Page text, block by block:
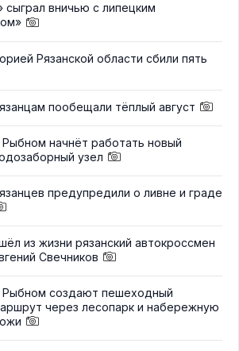
сыграл вничью с липецким
Рязанской области сбили пять
пообещали тёплый август
Рыбном начнёт работать новый
узел
предупредили о ливне и граде
из жизни рязанский автокроссмен
Свечников
Рыбном создают пешеходный
через лесопарк и набережную